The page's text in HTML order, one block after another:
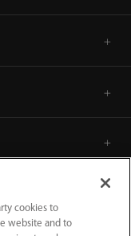
cookies to
website and to